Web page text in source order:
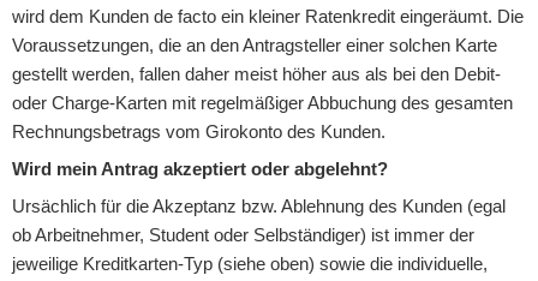
wird dem Kunden de facto ein kleiner Ratenkredit eingeräumt. Die
Voraussetzungen, die an den Antragsteller einer solchen Karte
gestellt werden, fallen daher meist höher aus als bei den Debit-
oder Charge-Karten mit regelmäßiger Abbuchung des gesamten
Rechnungsbetrags vom Girokonto des Kunden.
Wird mein Antrag akzeptiert oder abgelehnt?
Ursächlich für die Akzeptanz bzw. Ablehnung des Kunden (egal
ob Arbeitnehmer, Student oder Selbständiger) ist immer der
jeweilige Kreditkarten-Typ (siehe oben) sowie die individuelle,